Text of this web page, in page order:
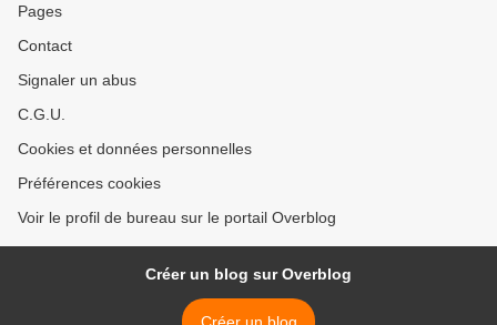
Pages
Contact
Signaler un abus
C.G.U.
Cookies et données personnelles
Préférences cookies
Voir le profil de bureau sur le portail Overblog
Créer un blog sur Overblog
Créer un blog